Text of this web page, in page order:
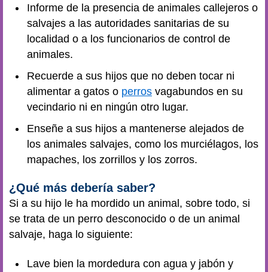
Informe de la presencia de animales callejeros o
salvajes a las autoridades sanitarias de su
localidad o a los funcionarios de control de
animales.
Recuerde a sus hijos que no deben tocar ni
alimentar a gatos o perros vagabundos en su
vecindario ni en ningún otro lugar.
Enseñe a sus hijos a mantenerse alejados de
los animales salvajes, como los murciélagos, los
mapaches, los zorrillos y los zorros.
¿Qué más debería saber?
Si a su hijo le ha mordido un animal, sobre todo, si
se trata de un perro desconocido o de un animal
salvaje, haga lo siguiente:
Lave bien la mordedura con agua y jabón y